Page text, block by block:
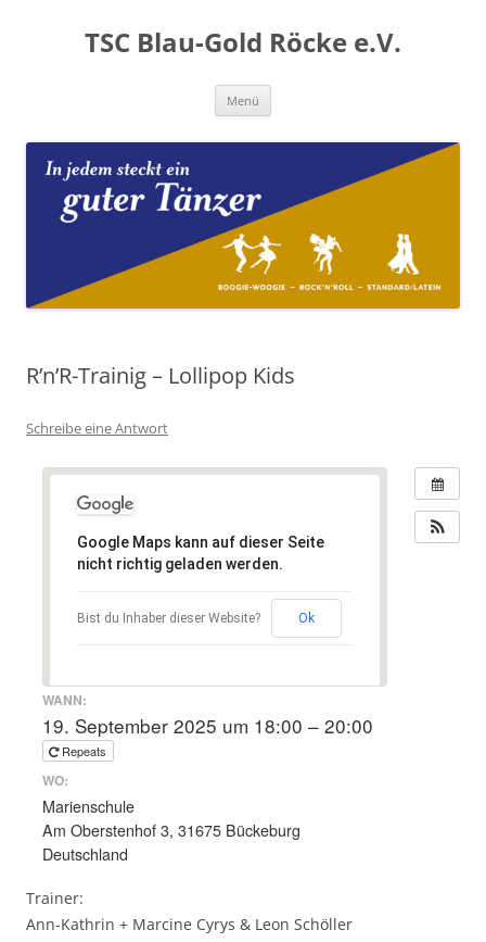
springenTSC Blau-Gold Röcke e.V.
Menü
R’n’R-Trainig – Lollipop Kids
Schreibe eine Antwort
Google Maps kann auf dieser Seite
nicht richtig geladen werden.
Bist du Inhaber dieser Website? Ok
WANN:
19. September 2025 um 18:00 – 20:00
Repeats
WO:
Marienschule
Am Oberstenhof 3, 31675 Bückeburg
Deutschland
Trainer:
Ann-Kathrin + Marcine Cyrys & Leon Schöller